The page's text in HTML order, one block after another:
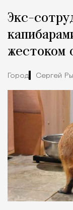
Город
Экс-
жестоком
Город Сергей